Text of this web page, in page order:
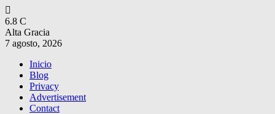
6.8 C
Alta Gracia
7 agosto, 2026
Inicio
Blog
Privacy
Advertisement
Contact